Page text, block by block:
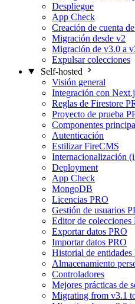
Despliegue
App Check
Creación de cuenta
Migración desde v2
Migración de v3.0 a
Expulsar colecciones
Self-hosted
Visión general
Integración con
Reglas de Firestore
Proyecto de prueba
Componentes
Autenticación
Estilizar FireCMS
Internacionalización
Deployment
App Check
MongoDB
Licencias PRO
Gestión de usuarios
Editor de colecciones
Exportar datos PRO
Importar datos PRO
Historial de entidades
Almacenamiento
Controladores
Mejores prácticas de
Migrating from v3.1